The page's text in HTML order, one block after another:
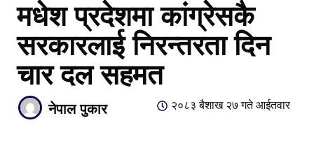
मधेश प्रदेशमा कांग्रेसकै
सरकारलाई निरन्तरता दिन
चार दल सहमत
नेपाल पुकार २०८३ बैशाख २७ गते आईतवार